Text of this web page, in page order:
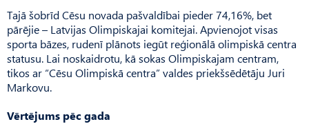
Tajā šobrīd Cēsu novada paš­valdībai pieder 74,16%, bet
pārējie – Latvijas Olimpiskajai komitejai. Apvienojot visas
sporta bāzes, rudenī plānots iegūt reģionālā olimpiskā centra
statusu. Lai noskaidrotu, kā sokas Olimpiskajam centram,
tikos ar “Cēsu Olim­piskā centra” valdes priekšsēdētāju Juri
Markovu.
Vērtējums pēc gada